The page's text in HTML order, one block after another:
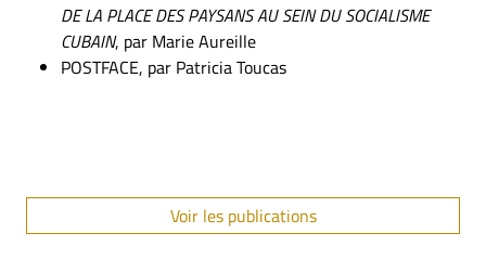
DE LA PLACE DES PAYSANS AU SEIN DU SOCIALISME
CUBAIN, par Marie Aureille
POSTFACE, par Patricia Toucas
Voir les publications